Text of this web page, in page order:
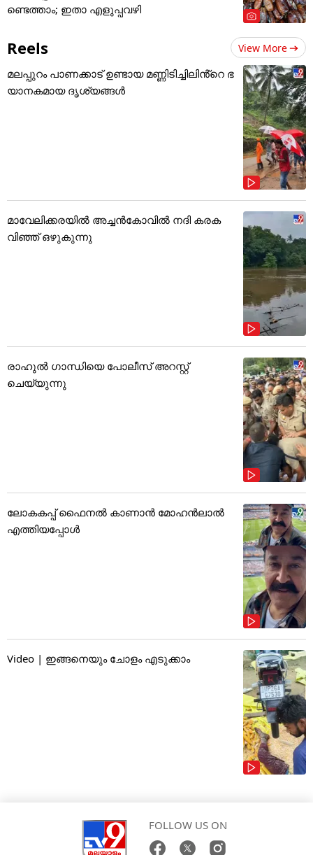
ണ്ടെത്താം; ഇതാ എളുപ്പവഴി
Reels View More
മലപ്പുറം പാണക്കാട് ഉണ്ടായ മണ്ണിടിച്ചിലിൻ്റെ ഭ
യാനകമായ ദൃശ്യങ്ങൾ
മാവേലിക്കരയിൽ അച്ചൻകോവിൽ നദി കരക
വിഞ്ഞ് ഒഴുകുന്നു
രാഹുൽ ഗാന്ധിയെ പോലീസ് അറസ്റ്റ്
ചെയ്യുന്നു
ലോകകപ്പ് ഫൈനൽ കാണാൻ മോഹൻലാൽ
എത്തിയപ്പോൾ
Video | ഇങ്ങനെയും ചോളം എടുക്കാം
FOLLOW US ON